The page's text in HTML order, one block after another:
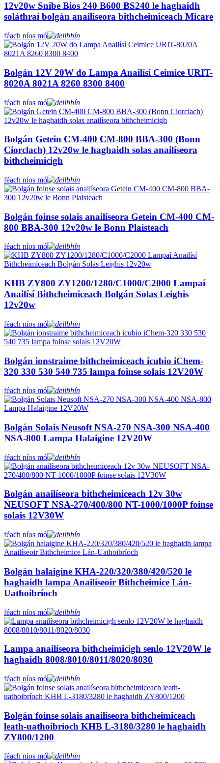
12v20w Snibe Bios 240 B600 BS240 le haghaidh
soláthraí bolgán anailíseora bithcheimiceach Micare
féach níos mó
Bolgán 12V 20W do Lampa Anailísí Ceimice URIT-
8020A 8021A 8260 8300 8400
féach níos mó
Bolgán Getein CM-400 CM-800 BBA-300 (Bonn
Ciorclach) 12v20w le haghaidh solas anailíseora
bithcheimicigh
féach níos mó
Bolgán foinse solais anailíseora Getein CM-400 CM-
800 BBA-300 12v20w le Bonn Plaisteach
féach níos mó
KHB ZY800 ZY1200/1280/C1000/C2000 Lampaí
Anailísí Bithcheimiceach Bolgán Solas Leighis
12v20w
féach níos mó
Bolgán ionstraime bithcheimiceach icubio iChem-
320 330 530 540 735 lampa foinse solais 12V20W
féach níos mó
Bolgán Solais Neusoft NSA-270 NSA-300 NSA-400
NSA-800 Lampa Halaigine 12V20W
féach níos mó
Bolgán anailíseora bithcheimiceach 12v 30w
NEUSOFT NSA-270/400/800 NT-1000/1000P foinse
solais 12V30W
féach níos mó
Bolgán halaigine KHA-220/320/380/420/520 le
haghaidh lampa Anailíseoir Bithcheimice Lán-
Uathoibríoch
féach níos mó
Lampa anailíseora bithcheimicigh senlo 12V20W le
haghaidh 8008/8010/8011/8020/8030
féach níos mó
Bolgán foinse solais anailíseora bithcheimiceach
leath-uathoibríoch KHB L-3180/3280 le haghaidh
ZY800/1200
féach níos mó